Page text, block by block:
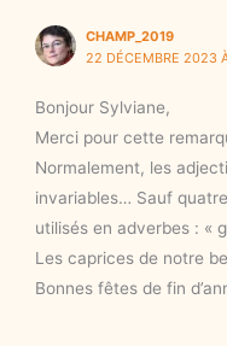
CHAMP_2019
22 DÉCEMBRE 2023
Bonjour Sylviane,
Merci pour cette
Normalement, les
invariables… Sauf
utilisés en adverbes : «
Les caprices de notre
Bonnes fêtes de fin